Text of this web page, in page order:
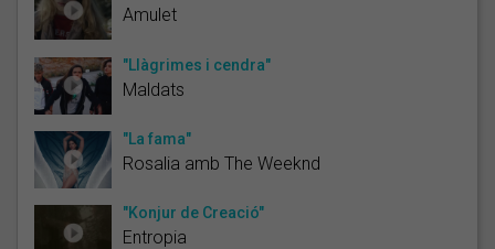
Amulet
"Llàgrimes i cendra"
Maldats
"La fama"
Rosalia amb The Weeknd
"Konjur de Creació"
Entropia